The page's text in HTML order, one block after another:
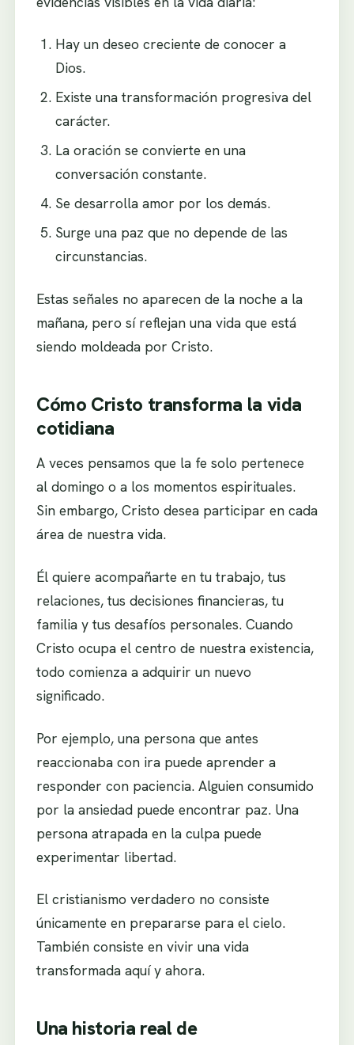
Hay un deseo creciente de conocer a
Dios.
Existe una transformación progresiva del
carácter.
La oración se convierte en una
conversación constante.
Se desarrolla amor por los demás.
Surge una paz que no depende de las
circunstancias.
Estas señales no aparecen de la noche a la
mañana, pero sí reflejan una vida que está
siendo moldeada por Cristo.
Cómo Cristo transforma la vida
cotidiana
A veces pensamos que la fe solo pertenece
al domingo o a los momentos espirituales.
Sin embargo, Cristo desea participar en cada
área de nuestra vida.
Él quiere acompañarte en tu trabajo, tus
relaciones, tus decisiones financieras, tu
familia y tus desafíos personales. Cuando
Cristo ocupa el centro de nuestra existencia,
todo comienza a adquirir un nuevo
significado.
Por ejemplo, una persona que antes
reaccionaba con ira puede aprender a
responder con paciencia. Alguien consumido
por la ansiedad puede encontrar paz. Una
persona atrapada en la culpa puede
experimentar libertad.
El cristianismo verdadero no consiste
únicamente en prepararse para el cielo.
También consiste en vivir una vida
transformada aquí y ahora.
Una historia real de